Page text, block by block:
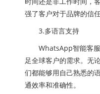
强了客户对于品牌的信任
3.多语言支持
WhatsApp智能客服
足全球客户的需求。无
们都能够用自己熟悉的
通效率和准确性。